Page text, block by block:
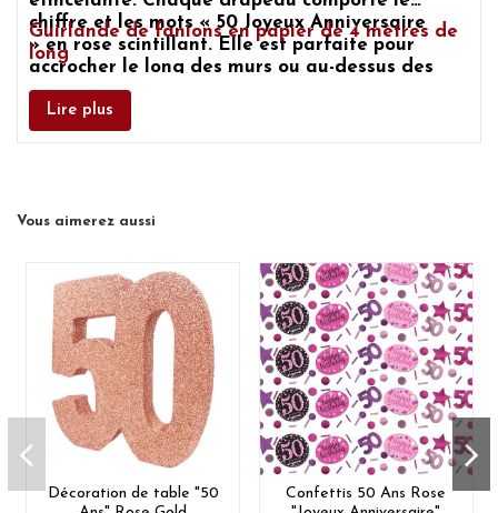
chiffre et les mots « 50 Joyeux Anniversaire
» en rose scintillant. Elle est parfaite pour
accrocher le long des murs ou au-dessus des
portes afin de préparer votre lieu de fête.
Guirlande de fanions en papier de 4 mètres de
long
Lire plus
Vous aimerez aussi
Décoration de table "50
Confettis 50 Ans Rose